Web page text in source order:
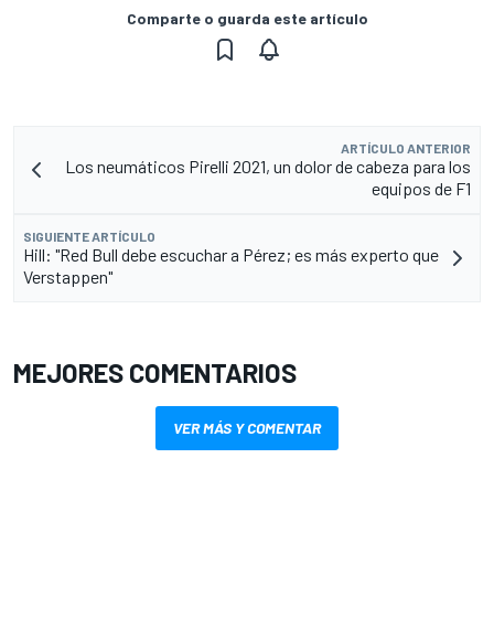
Comparte o guarda este artículo
ARTÍCULO ANTERIOR
Los neumáticos Pirelli 2021, un dolor de cabeza para los
equipos de F1
SIGUIENTE ARTÍCULO
Hill: "Red Bull debe escuchar a Pérez; es más experto que
Verstappen"
MEJORES COMENTARIOS
VER MÁS Y COMENTAR